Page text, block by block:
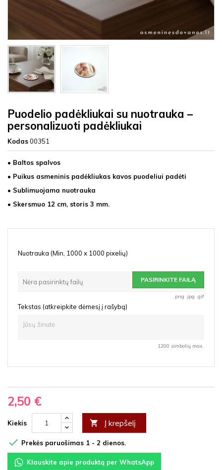
Puodelio padėkliukai su nuotrauka –
personalizuoti padėkliukai
Kodas00351
• Baltos spalvos
• Puikus asmeninis padėkliukas kavos puodeliui padėti
• Sublimuojama nuotrauka
• Skersmuo 12 cm, storis 3 mm.
Nuotrauka (Min, 1000 x 1000 pixelių)
Nėra pasirinktų failų PASIRINKITE FAILĄ
.png .jpg .gif
Tekstas (atkreipkite dėmesį į rašybą)
1200 simbolių max.
2,50 €
Kiekis  Į krepšelį
 Prekės paruošimas 1 - 2 dienos.
Klauskite apie produktą per WhatsApp